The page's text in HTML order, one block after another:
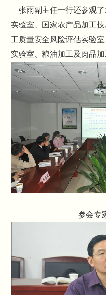
张雨副主任一行还参观了
实验室、国家农产品加工
工质量安全风险评估实验
实验室、粮油加工及肉品加
参会专